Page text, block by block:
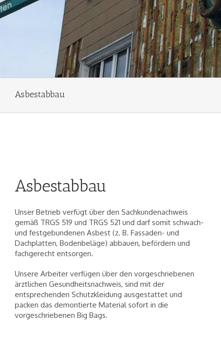
Asbestabbau
Asbestabbau
Unser Betrieb verfügt über den Sachkundenachweis
gemäß TRGS 519 und TRGS 521 und darf somit schwach-
und festgebundenen Asbest (z. B. Fassaden- und
Dachplatten, Bodenbeläge) abbauen, befördern und
fachgerecht entsorgen.
Unsere Arbeiter verfügen über den vorgeschriebenen
ärztlichen Gesundheitsnachweis, sind mit der
entsprechenden Schutzkleidung ausgestattet und
packen das demontierte Material sofort in die
vorgeschriebenen Big Bags.